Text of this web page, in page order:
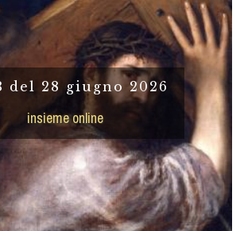
del 28 giugno 2026
insieme online